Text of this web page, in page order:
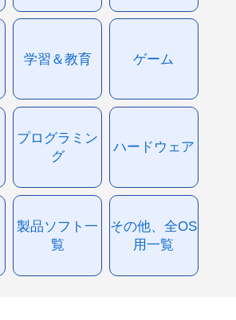
学習＆教育 ゲーム
プログラミン
グ
ハードウェア
製品ソフト一
覧
その他、全OS
用一覧